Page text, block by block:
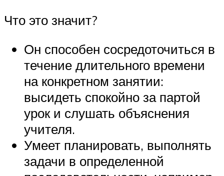
Что это значит?
Он способен сосредоточиться в
течение длительного времени
на конкретном занятии:
высидеть спокойно за партой
урок и слушать объяснения
учителя.
Умеет планировать, выполнять
задачи в определенной